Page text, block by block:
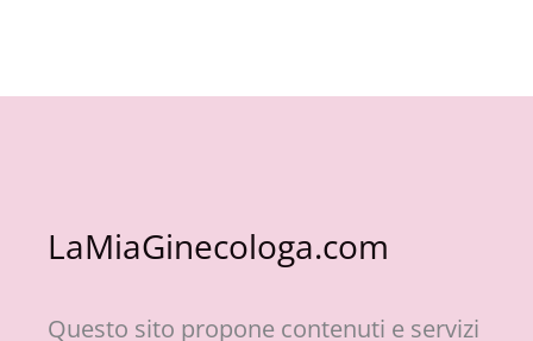
LaMiaGinecologa.com
Questo sito propone contenuti e servizi